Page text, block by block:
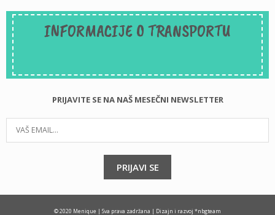
INFORMACIJE O TRANSPORTU
PRIJAVITE SE NA NAŠ MESEČNI NEWSLETTER
PRIJAVI SE
© 2020 Menique | Sva prava zadržana | Dizajn i razvoj *nbgteam